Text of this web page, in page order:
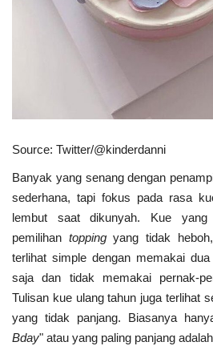
Source: Twitter/@kinderdanni
Banyak yang senang dengan
sederhana, tapi fokus pada rasa
lembut saat dikunyah. Kue yang
pemilihan toppingyang tidak
terlihat simple dengan memakai
saja dan tidak memakai pernak-
Tulisan kue ulang tahun juga terlihat
yang tidak panjang. Biasanya
Bday" atau yang paling panjang